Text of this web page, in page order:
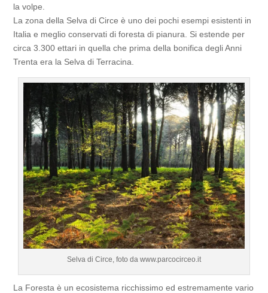
la volpe.
La zona della Selva di Circe è uno dei pochi esempi esistenti in
Italia e meglio conservati di foresta di pianura. Si estende per
circa 3.300 ettari in quella che prima della bonifica degli Anni
Trenta era la Selva di Terracina.
Selva di Circe, foto da www.parcocirceo.it
La Foresta è un ecosistema ricchissimo ed estremamente vario